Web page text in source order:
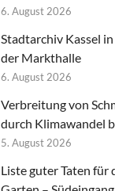
6. August 2026
Stadtarchiv Kassel
der Markthalle
6. August 2026
Verbreitung von
durch Klimawandel
5. August 2026
Liste guter Taten für